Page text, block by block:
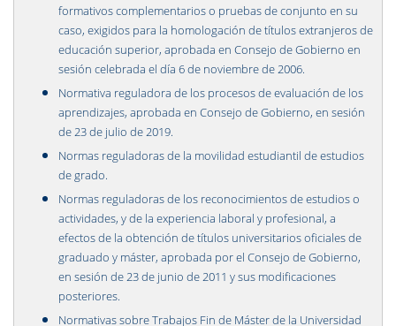
formativos complementarios o pruebas de conjunto en su
caso, exigidos para la homologación de títulos extranjeros de
educación superior, aprobada en Consejo de Gobierno en
sesión celebrada el día 6 de noviembre de 2006.
Normativa reguladora de los procesos de evaluación de los
aprendizajes, aprobada en Consejo de Gobierno, en sesión
de 23 de julio de 2019.
Normas reguladoras de la movilidad estudiantil de estudios
de grado.
Normas reguladoras de los reconocimientos de estudios o
actividades, y de la experiencia laboral y profesional, a
efectos de la obtención de títulos universitarios oficiales de
graduado y máster, aprobada por el Consejo de Gobierno,
en sesión de 23 de junio de 2011 y sus modificaciones
posteriores.
Normativas sobre Trabajos Fin de Máster de la Universidad